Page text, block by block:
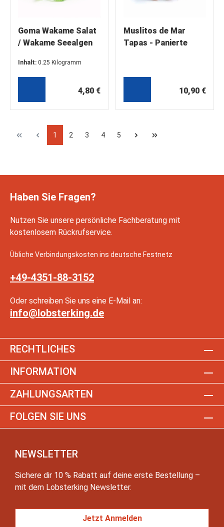
Goma Wakame Salat
/ Wakame Seealgen
einfach so, gesund
und lecker, 250 g
Inhalt: 0.25 Kilogramm
4,80 €
Muslitos de Mar
Tapas - Panierte
10,90 €
1 2 3 4 5
Haben Sie Fragen?
Nutzen Sie unsere persönliche Fachberatung mit
kostenlosem Rückrufservice.
Übliche Verbindungskosten ins deutsche Festnetz
+49-4351-88-3152
Oder schreiben Sie uns eine E-Mail an:
info@lobsterking.de
RECHTLICHES
INFORMATION
ZAHLUNGSARTEN
FOLGEN SIE UNS
NEWSLETTER
Sichere dir 10 % Rabatt auf deine erste Bestellung –
mit dem Lobsterking Newsletter.
Jetzt Anmelden